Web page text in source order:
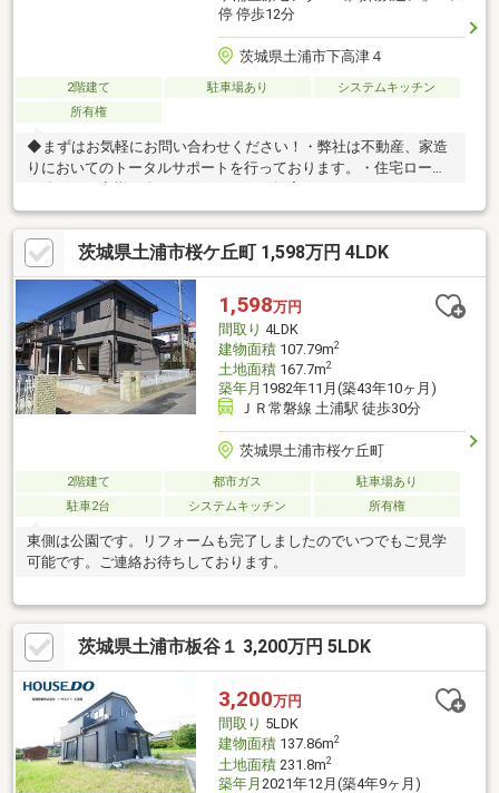
停 停歩12分
茨城県土浦市下高津４
2階建て 駐車場あり
システムキッチン
所有権
◆まずはお気軽にお問い合わせください！・弊社は不動産、家造
りにおいてのトータルサポートを行っております。・住宅ローン
す。・スタッフ一同、誠心誠意ご対応させていただきます！◆経
験知識が豊富なスタッフが在籍！迅速な対応を心掛けておりま
す。・お問合せを受けてから即日ご対応をさせていただきま
す。・その他物件情報も多数ございます！お気軽にお問い合わせ
ください。
茨城県土浦市桜ケ丘町 1,598万円 4LDK
1,598万円
間取り 4LDK
建物面積107.79m2
土地面積167.7m2
築年月 1982年11月(築43年10ヶ月)
ＪＲ常磐線 土浦駅 徒歩30分
茨城県土浦市桜ケ丘町
2階建て 都市ガス
駐車場あり
駐車2台
システムキッチン 所有権
東側は公園です。リフォームも完了しましたのでいつでもご見学
可能です。ご連絡お待ちしております。
茨城県土浦市板谷１ 3,200万円 5LDK
3,200万円
間取り 5LDK
建物面積137.86m2
土地面積231.8m2
築年月 2021年12月(築4年9ヶ月)